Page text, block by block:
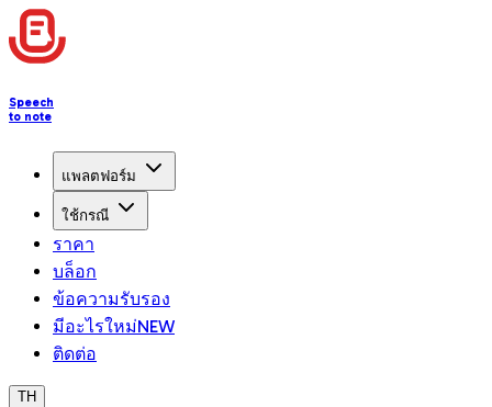
Speech
to note
แพลตฟอร์ม
ใช้กรณี
ราคา
บล็อก
ข้อความรับรอง
มีอะไรใหม่NEW
ติดต่อ
TH